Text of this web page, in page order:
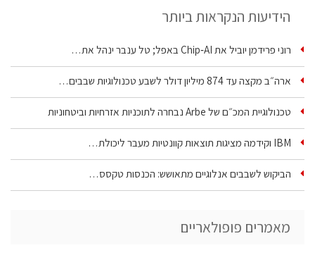
הידיעות הנקראות ביותר
רוני פרידמן יוביל את Chip‑AI באפל; טל ענבר ינהל את…
ארה״ב מקצה עד 874 מיליון דולר לשבע טכנולוגיות שבבים…
טכנולוגיית המכ״ם של Arbe נבחרה לתוכניות אזרחיות וביטחוניות
IBM וקידמה מציגות תוצאות קוונטיות מעבר ליכולת…
הביקוש לשבבים אנלוגיים מתאושש: הכנסות טקסס…
מאמרים פופולאריים